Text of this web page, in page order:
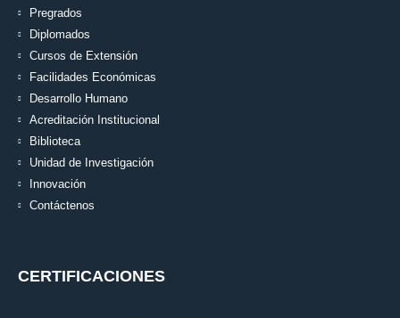
Pregrados
Diplomados
Cursos de Extensión
Facilidades Económicas
Desarrollo Humano
Acreditación Institucional
Biblioteca
Unidad de Investigación
Innovación
Contáctenos
CERTIFICACIONES